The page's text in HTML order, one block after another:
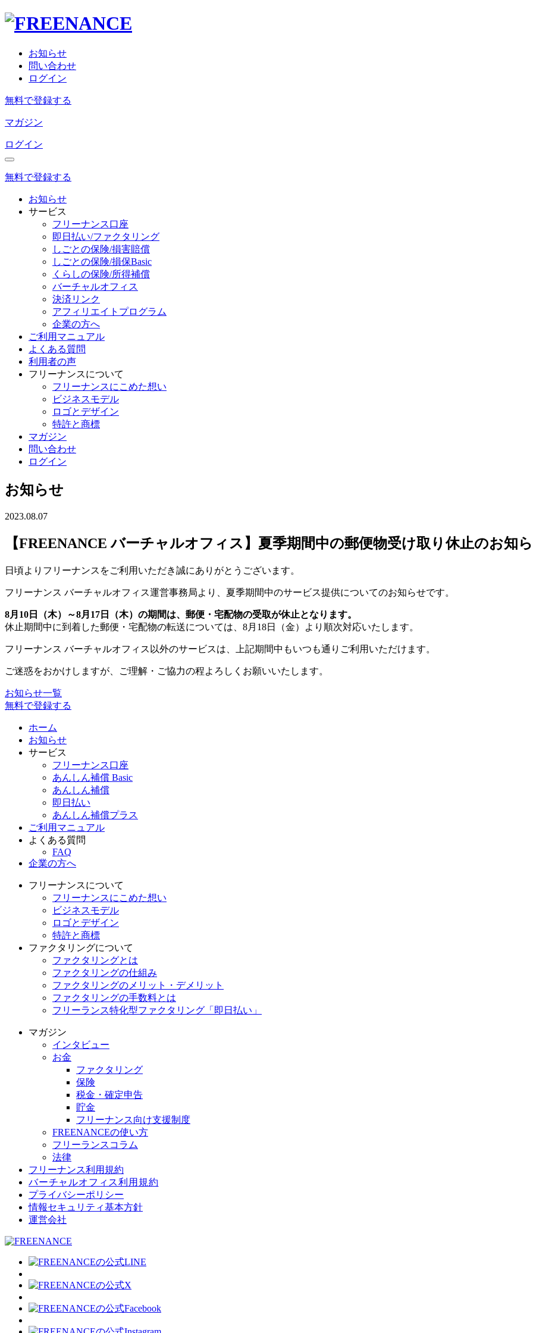
お知らせ
問い合わせ
ログイン
無料で登録する
マガジン
ログイン
無料で登録する
お知らせ
サービス
フリーナンス口座
即日払い/ファクタリング
しごとの保険/損害賠償
しごとの保険/損保Basic
くらしの保険/所得補償
バーチャルオフィス
決済リンク
アフィリエイトプログラム
企業の方へ
ご利用マニュアル
よくある質問
利用者の声
フリーナンスについて
フリーナンスにこめた想い
ビジネスモデル
ロゴとデザイン
特許と商標
マガジン
問い合わせ
ログイン
お知らせ
2023.08.07
【FREENANCE バーチャルオフィス】夏季期間中の郵便物受け取り休止のお知
日頃よりフリーナンスをご利用いただき誠にありがとうございます。
フリーナンス バーチャルオフィス運営事務局より、夏季期間中のサービス提供についてのお知らせです。
8月10日（木）～8月17日（木）の期間は、郵便・宅配物の受取が休止となります。
休止期間中に到着した郵便・宅配物の転送については、8月18日（金）より順次対応いたします。
フリーナンス バーチャルオフィス以外のサービスは、上記期間中もいつも通りご利用いただけます。
ご迷惑をおかけしますが、ご理解・ご協力の程よろしくお願いいたします。
お知らせ一覧
無料で登録する
ホーム
お知らせ
サービス
フリーナンス口座
あんしん補償 Basic
あんしん補償
即日払い
あんしん補償プラス
ご利用マニュアル
よくある質問
FAQ
企業の方へ
フリーナンスについて
フリーナンスにこめた想い
ビジネスモデル
ロゴとデザイン
特許と商標
ファクタリングについて
ファクタリングとは
ファクタリングの仕組み
ファクタリングのメリット・デメリット
ファクタリングの手数料とは
フリーランス特化型ファクタリング「即日払い」
マガジン
インタビュー
お金
ファクタリング
保険
税金・確定申告
貯金
フリーナンス向け支援制度
FREENANCEの使い方
フリーランスコラム
法律
フリーナンス利用規約
バーチャルオフィス利用規約
プライバシーポリシー
情報セキュリティ基本方針
運営会社